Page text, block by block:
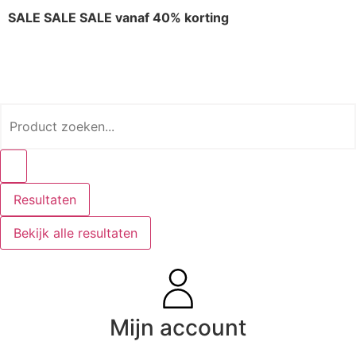
SALE SALE SALE vanaf 40% korting
Resultaten
Bekijk alle resultaten
Mijn account